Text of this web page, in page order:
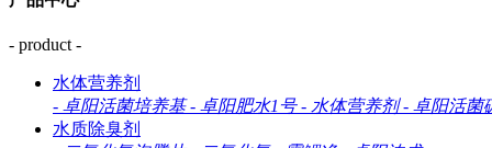
- product -
水体营养剂
- 卓阳活菌培养基 - 卓阳肥水1号 - 水体营养剂 - 卓阳活菌
水质除臭剂